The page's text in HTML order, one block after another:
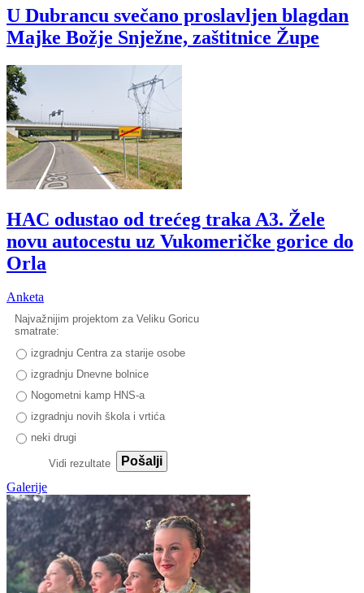
U Dubrancu svečano proslavljen blagdan
Majke Božje Snježne, zaštitnice Župe
HAC odustao od trećeg traka A3. Žele
novu autocestu uz Vukomeričke gorice do
Orla
Anketa
Najvažnijim projektom za Veliku Goricu
smatrate:
izgradnju Centra za starije osobe
izgradnju Dnevne bolnice
Nogometni kamp HNS-a
izgradnju novih škola i vrtića
neki drugi
Vidi rezultate
Pošalji
Galerije